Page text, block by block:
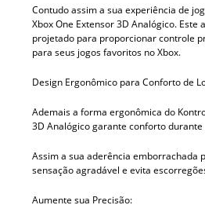
Contudo assim a sua experiência de
Xbox One Extensor 3D Analógico. Este
projetado para proporcionar controle
para seus jogos favoritos no Xbox.
Design Ergonômico para Conforto de
Ademais a forma ergonômica do
3D Analógico garante conforto
Assim a sua aderência emborrachada
sensação agradável e evita
Aumente sua Precisão: